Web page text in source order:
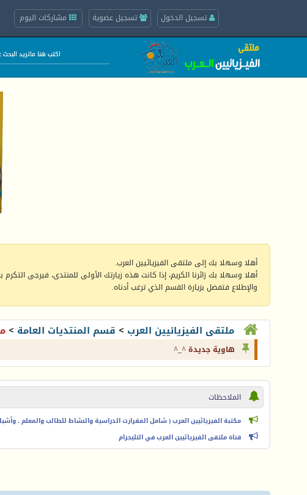
تسجيل الدخول تسجيل عضوية مشاركات اليوم
أهلا وسهلا بك إلى ملتقى الفيزيائيين العرب.
أهلا وسهلا بك زائرنا الكريم، إذا كانت هذه زيارتك الأولى للمنتدى، فيرجى التكرم
والإطلاع فتفضل بزيارة القسم الذي ترغب أدناه.
ملتقى الفيزيائيين العرب > قسم المنتديات العامة >
هاوية جديدة ^_^
الملاحظات
مكتبة الفيزيائيين العرب ( شامل المقرارت الدراسية والنشاط للطالب والمعلم ،
قناة ملتقى الفيزيائيين العرب في التليجرام